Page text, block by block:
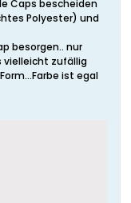
Caps bescheiden
Polyester) und
besorgen.. nur
vielleicht zufällig
ist egal